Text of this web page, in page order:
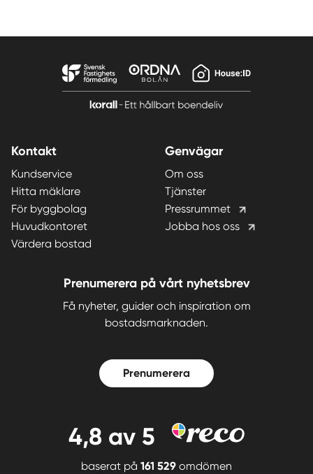
Kontakt
Kundservice
Hitta mäklare
För byggbolag
Huvudkontoret
Värdera bostad
Genvägar
Om oss
Tjänster
Pressrummet
Jobba hos oss
Prenumerera på vårt nyhetsbrev
Få nyheter, guider och inspiration om
bostadsmarknaden.
Prenumerera
4,8 av 5
baserat på 161 529 omdömen